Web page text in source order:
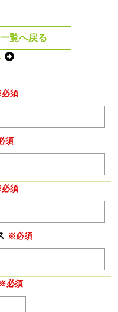
一覧へ戻る
須
須
須
※必須
※必須